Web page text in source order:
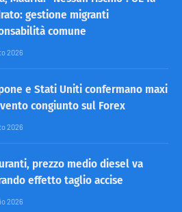
gestione migranti
comune
2026
e Stati Uniti confermano maxi
congiunto sul Forex
2026
prezzo medio diesel va
effetto taglio accise
2026